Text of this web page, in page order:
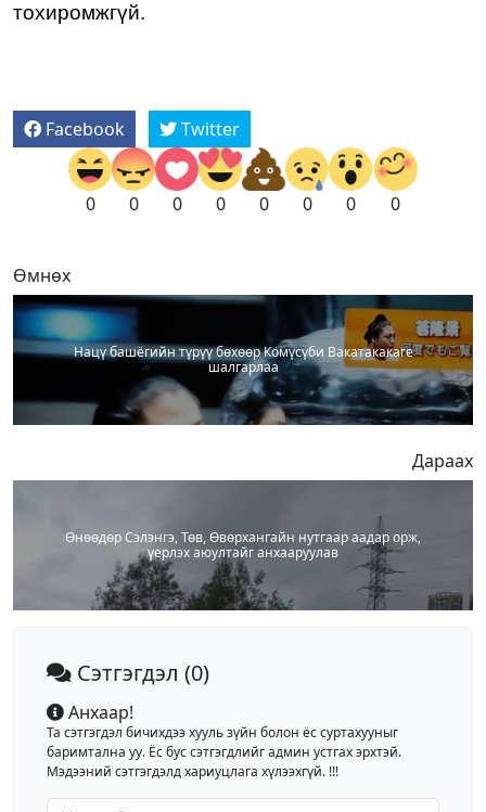
тохиромжгүй.
Facebook Twitter
0 0 0 0 0 0 0 0
Өмнөх
Нацү башёгийн түрүү бөхөөр Комүсүби Вакатакакаге
шалгарлаа
Дараах
Өнөөдөр Сэлэнгэ, Төв, Өвөрхангайн нутгаар аадар орж,
үерлэх аюултайг анхааруулав
Сэтгэгдэл (0)
Анхаар!
Та сэтгэгдэл бичихдээ хууль зүйн болон ёс суртахууныг
баримтална уу. Ёс бус сэтгэгдлийг админ устгах эрхтэй.
Мэдээний сэтгэгдэлд хариуцлага хүлээхгүй. !!!